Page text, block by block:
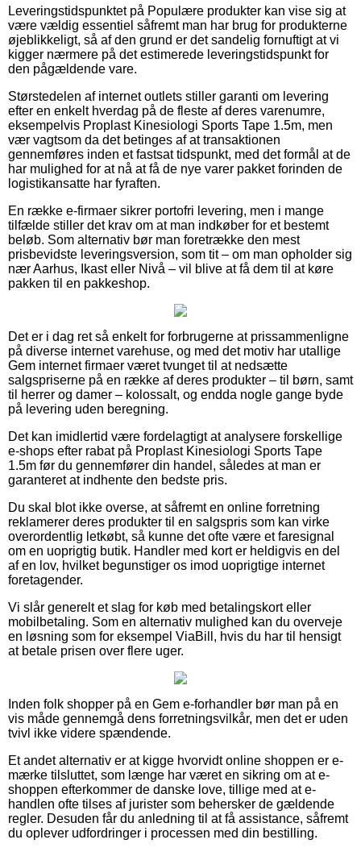
Leveringstidspunktet på Populære produkter kan vise sig at
være vældig essentiel såfremt man har brug for produkterne
øjeblikkeligt, så af den grund er det sandelig fornuftigt at vi
kigger nærmere på det estimerede leveringstidspunkt for
den pågældende vare.
Størstedelen af internet outlets stiller garanti om levering
efter en enkelt hverdag på de fleste af deres varenumre,
eksempelvis Proplast Kinesiologi Sports Tape 1.5m, men
vær vagtsom da det betinges af at transaktionen
gennemføres inden et fastsat tidspunkt, med det formål at de
har mulighed for at nå at få de nye varer pakket forinden de
logistikansatte har fyraften.
En række e-firmaer sikrer portofri levering, men i mange
tilfælde stiller det krav om at man indkøber for et bestemt
beløb. Som alternativ bør man foretrække den mest
prisbevidste leveringsversion, som tit – om man opholder sig
nær Aarhus, Ikast eller Nivå – vil blive at få dem til at køre
pakken til en pakkeshop.
Det er i dag ret så enkelt for forbrugerne at prissammenligne
på diverse internet varehuse, og med det motiv har utallige
Gem internet firmaer været tvunget til at nedsætte
salgspriserne på en række af deres produkter – til børn, samt
til herrer og damer – kolossalt, og endda nogle gange byde
på levering uden beregning.
Det kan imidlertid være fordelagtigt at analysere forskellige
e-shops efter rabat på Proplast Kinesiologi Sports Tape
1.5m før du gennemfører din handel, således at man er
garanteret at indhente den bedste pris.
Du skal blot ikke overse, at såfremt en online forretning
reklamerer deres produkter til en salgspris som kan virke
overordentlig letkøbt, så kunne det ofte være et faresignal
om en uoprigtig butik. Handler med kort er heldigvis en del
af en lov, hvilket begunstiger os imod uoprigtige internet
foretagender.
Vi slår generelt et slag for køb med betalingskort eller
mobilbetaling. Som en alternativ mulighed kan du overveje
en løsning som for eksempel ViaBill, hvis du har til hensigt
at betale prisen over flere uger.
Inden folk shopper på en Gem e-forhandler bør man på en
vis måde gennemgå dens forretningsvilkår, men det er uden
tvivl ikke videre spændende.
Et andet alternativ er at kigge hvorvidt online shoppen er e-
mærke tilsluttet, som længe har været en sikring om at e-
shoppen efterkommer de danske love, tillige med at e-
handlen ofte tilses af jurister som behersker de gældende
regler. Desuden får du anledning til at få assistance, såfremt
du oplever udfordringer i processen med din bestilling.